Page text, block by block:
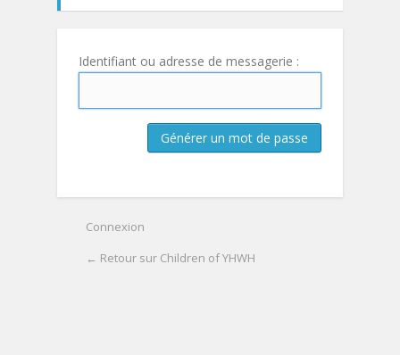
Identifiant ou adresse de messagerie :
Connexion
← Retour sur Children of YHWH